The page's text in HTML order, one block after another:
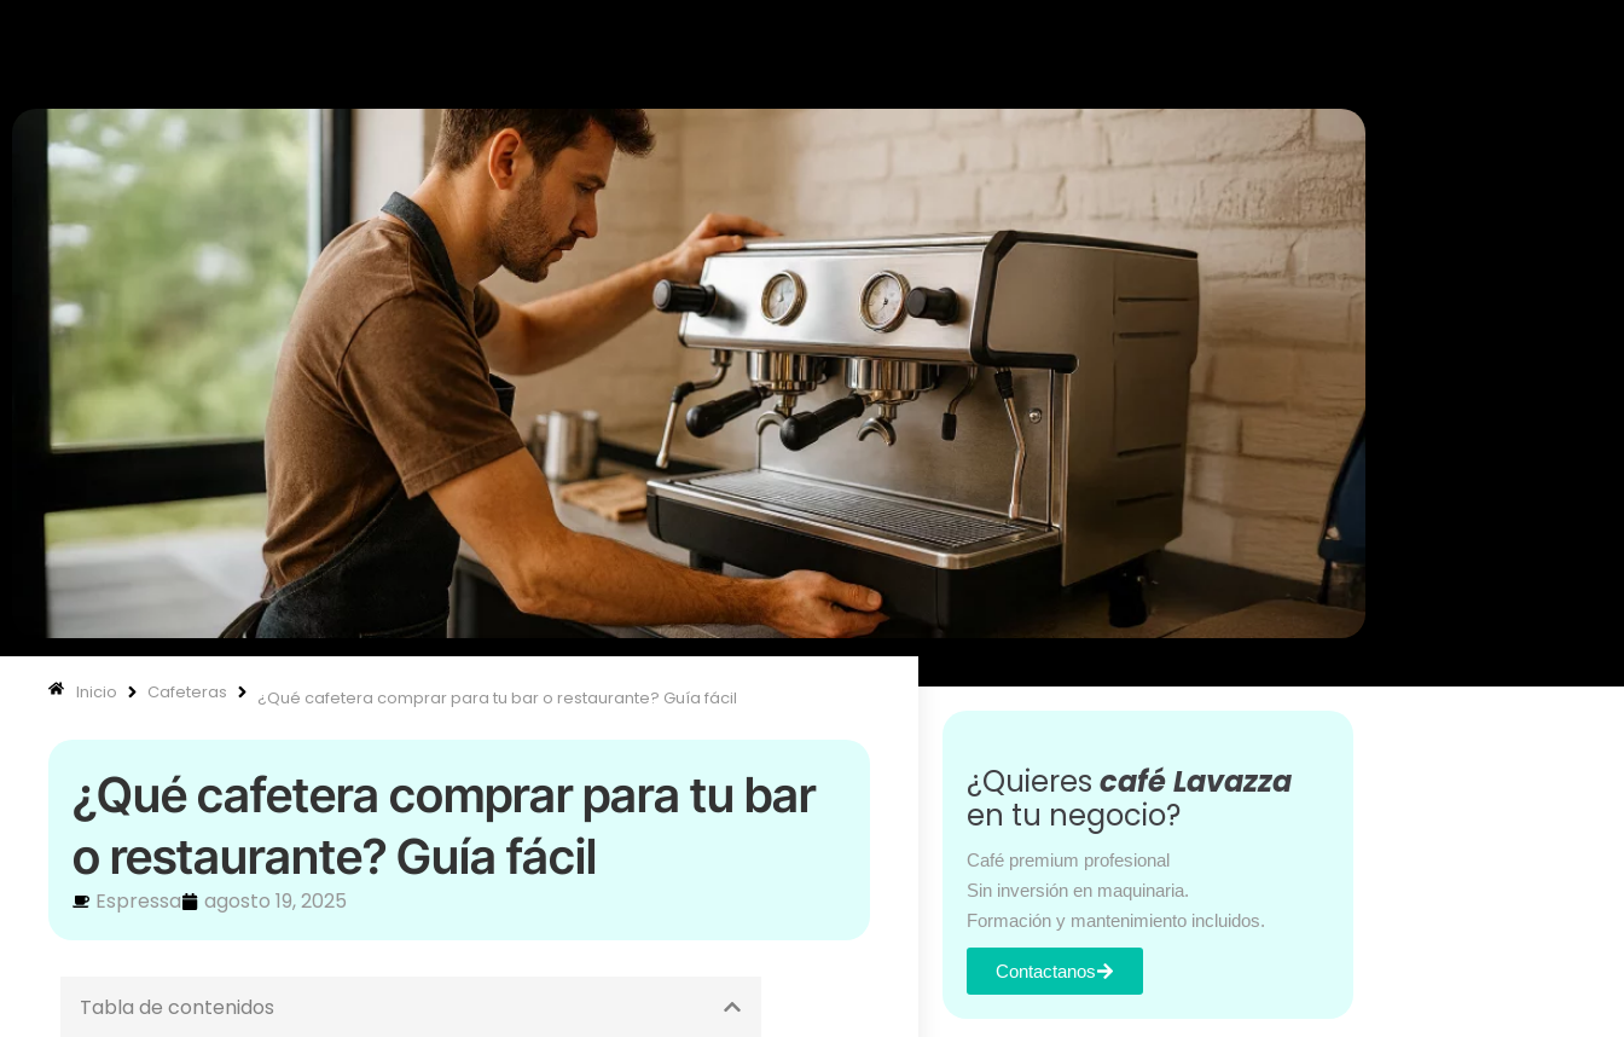
Inicio Cafeteras ¿Qué cafetera comprar para tu bar o restaurante? Guía fácil
¿Qué cafetera comprar para tu bar
o restaurante? Guía fácil
Espressa agosto 19, 2025
Tabla de contenidos
¿Quieres café Lavazza
en tu negocio?
Café premium profesional
Sin inversión en maquinaria.
Formación y mantenimiento incluidos.
Contactanos